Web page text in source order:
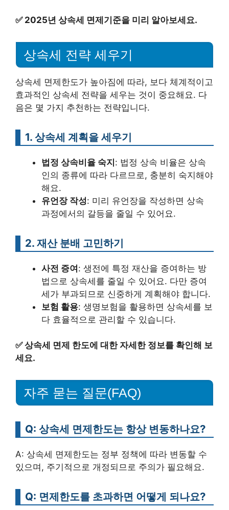
✅ 2025년 상속세 면제기준을 미리 알아보세요.
상속세 전략 세우기
상속세 면제한도가 높아짐에 따라, 보다 체계적이고
효과적인 상속세 전략을 세우는 것이 중요해요. 다
음은 몇 가지 추천하는 전략입니다.
1. 상속세 계획을 세우기
법정 상속비율 숙지: 법정 상속 비율은 상속
인의 종류에 따라 다르므로, 충분히 숙지해야
해요.
유언장 작성: 미리 유언장을 작성하면 상속
과정에서의 갈등을 줄일 수 있어요.
2. 재산 분배 고민하기
사전 증여: 생전에 특정 재산을 증여하는 방
법으로 상속세를 줄일 수 있어요. 다만 증여
세가 부과되므로 신중하게 계획해야 합니다.
보험 활용: 생명보험을 활용하면 상속세를 보
다 효율적으로 관리할 수 있습니다.
✅상속세 면제 한도에 대한 자세한 정보를 확인해 보
세요.
자주 묻는 질문(FAQ)
Q: 상속세 면제한도는 항상 변동하나요?
A: 상속세 면제한도는 정부 정책에 따라 변동할 수
있으며, 주기적으로 개정되므로 주의가 필요해요.
Q: 면제한도를 초과하면 어떻게 되나요?